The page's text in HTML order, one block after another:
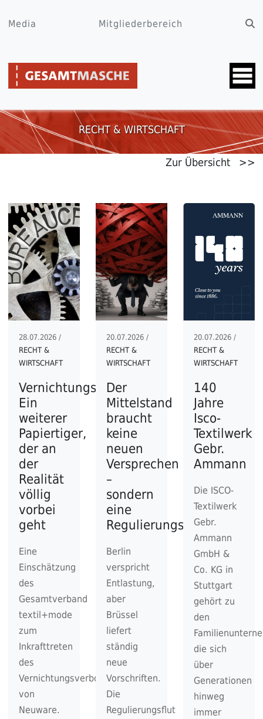
Media Mitgliederbereich
RECHT & WIRTSCHAFT
Zur Übersicht >>
28.07.2026 /
RECHT &
WIRTSCHAFT
Vernichtungsverbot:
Ein
weiterer
Papiertiger,
der an
der
Realität
völlig
vorbei
geht
Eine
Einschätzung
des
Gesamtverband
textil+mode
zum
Inkrafttreten
des
Vernichtungsverbots
von
Neuware.
20.07.2026 /
RECHT &
WIRTSCHAFT
Der
Mittelstand
braucht
keine
neuen
Versprechen
–
sondern
eine
Regulierungspause
Berlin
verspricht
Entlastung,
aber
Brüssel
liefert
ständig
neue
Vorschriften.
Die
Regulierungsflut
20.07.2026 /
RECHT &
WIRTSCHAFT
140
Jahre
Isco-
Textilwerk
Gebr.
Ammann
Die ISCO-
Textilwerk
Gebr.
Ammann
GmbH &
Co. KG in
Stuttgart
gehört zu
den
die sich
über
Generationen
hinweg
immer